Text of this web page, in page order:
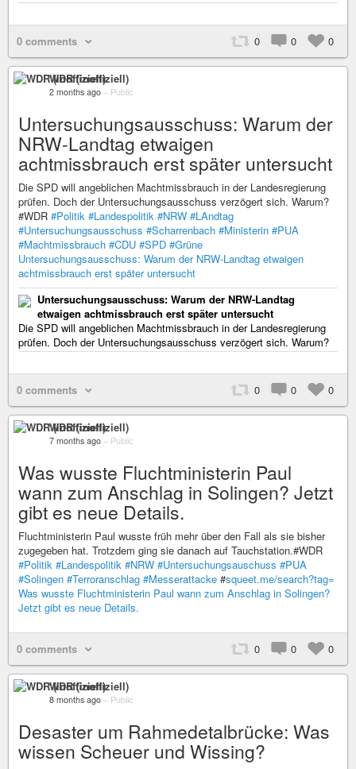
0 comments 0 0 0
WDR (inoffiziell)
2 months ago – Public
Untersuchungsausschuss: Warum der
NRW-Landtag etwaigen
achtmissbrauch erst später untersucht
Die SPD will angeblichen Machtmissbrauch in der Landesregierung
prüfen. Doch der Untersuchungsausschuss verzögert sich. Warum?
#WDR #Politik #Landespolitik #NRW #LAndtag
#Untersuchungsausschuss #Scharrenbach #Ministerin #PUA
#Machtmissbrauch #CDU #SPD #Grüne
Untersuchungsausschuss: Warum der NRW-Landtag etwaigen
achtmissbrauch erst später untersucht
Untersuchungsausschuss: Warum der NRW-Landtag
etwaigen achtmissbrauch erst später untersucht
Die SPD will angeblichen Machtmissbrauch in der Landesregierung
prüfen. Doch der Untersuchungsausschuss verzögert sich. Warum?
0 comments 0 0 0
WDR (inoffiziell)
7 months ago – Public
Was wusste Fluchtministerin Paul
wann zum Anschlag in Solingen? Jetzt
gibt es neue Details.
Fluchtministerin Paul wusste früh mehr über den Fall als sie bisher
zugegeben hat. Trotzdem ging sie danach auf Tauchstation.#WDR
#Politik #Landespolitik #NRW #Untersuchungsauschuss #PUA
#Solingen #Terroranschlag #Messerattacke #squeet.me/search?tag=
Was wusste Fluchtministerin Paul wann zum Anschlag in Solingen?
Jetzt gibt es neue Details.
0 comments 0 0 0
WDR (inoffiziell)
8 months ago – Public
Desaster um Rahmedetalbrücke: Was
wissen Scheuer und Wissing?